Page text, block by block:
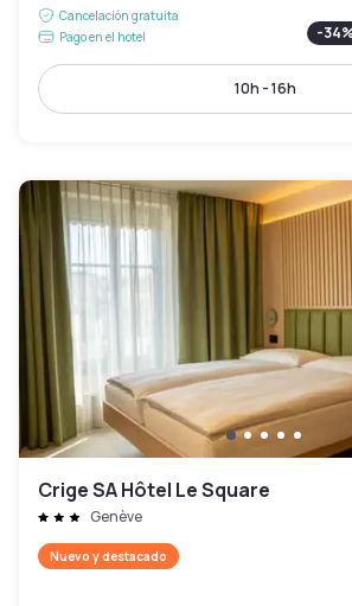
Cancelación gratuita
Pago en el hotel
-34
10h - 16h
Crige SA Hôtel Le Square
Genève
Nuevo y destacado